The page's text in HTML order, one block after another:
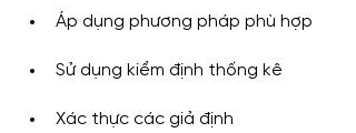
Áp dụng phương pháp phù hợp
Sử dụng kiểm định thống kê
Xác thực các giả định